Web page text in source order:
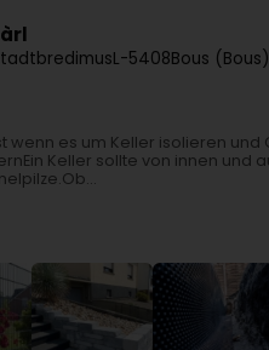
L-5408Bous (Bous)
wenn es um Keller isolieren
Keller sollte von innen und